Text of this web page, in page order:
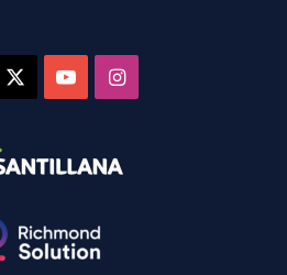
YouTubeInstagram